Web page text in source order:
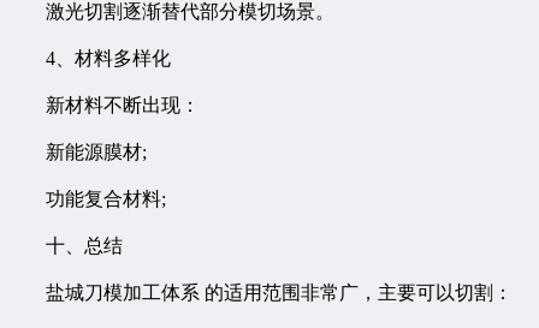
激光切割逐渐替代部分模切场景。
4、材料多样化
新材料不断出现：
新能源膜材;
功能复合材料;
十、总结
盐城刀模加工体系 的适用范围非常广，主要可以切割：